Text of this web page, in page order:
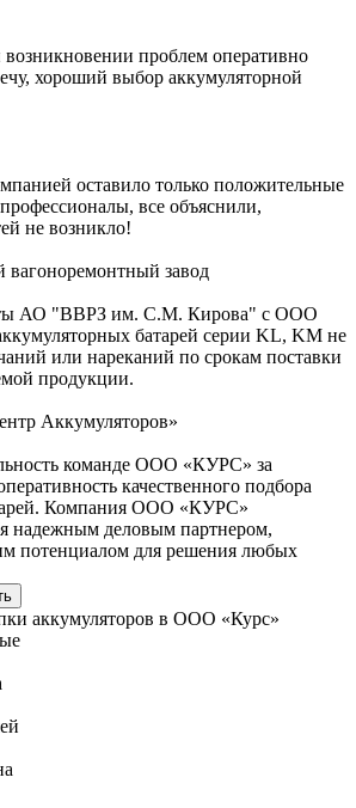
проблем оперативно
хороший выбор аккумуляторной
оставило только положительные
все объяснили,
не возникло!
вагоноремонтный завод
АО "ВВРЗ им. С.М. Кирова" с ООО
батарей серии KL, KM не
или нареканий по срокам поставки
продукции.
Аккумуляторов»
команде ООО «КУРС» за
качественного подбора
Компания ООО «КУРС»
надежным деловым партнером,
потенциалом для решения любых
аккумуляторов в ООО «Курс»